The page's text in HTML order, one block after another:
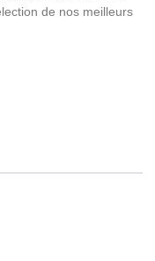
de nos meilleurs